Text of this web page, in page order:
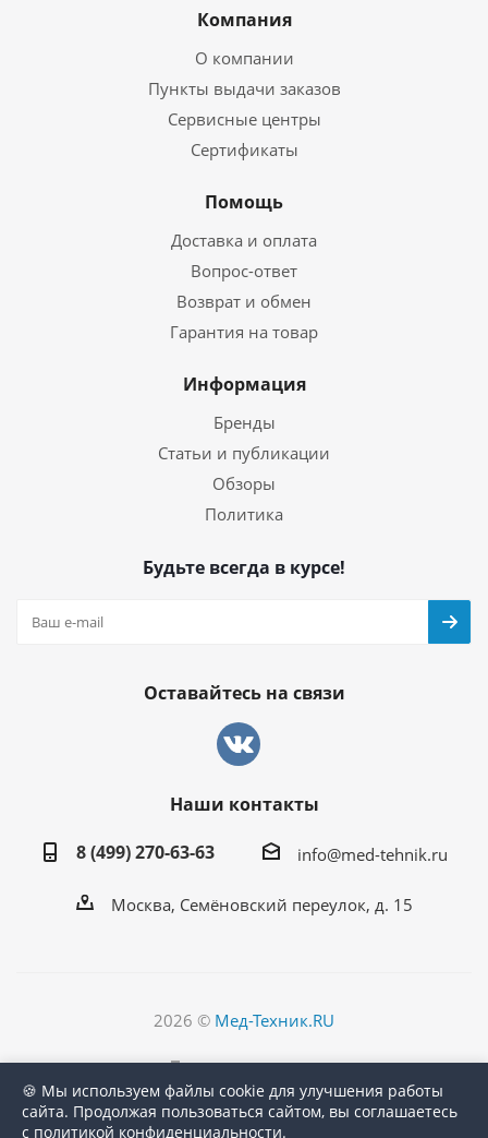
Компания
О компании
Пункты выдачи заказов
Сервисные центры
Сертификаты
Помощь
Доставка и оплата
Вопрос-ответ
Возврат и обмен
Гарантия на товар
Информация
Бренды
Статьи и публикации
Обзоры
Политика
Будьте всегда в курсе!
Оставайтесь на связи
Наши контакты
8 (499) 270-63-63
info@med-tehnik.ru
Москва, Семёновский переулок, д. 15
2026 © Мед-Техник.RU
🍪 Мы используем файлы cookie для улучшения работы
сайта. Продолжая пользоваться сайтом, вы соглашаетесь
с политикой конфиденциальности.